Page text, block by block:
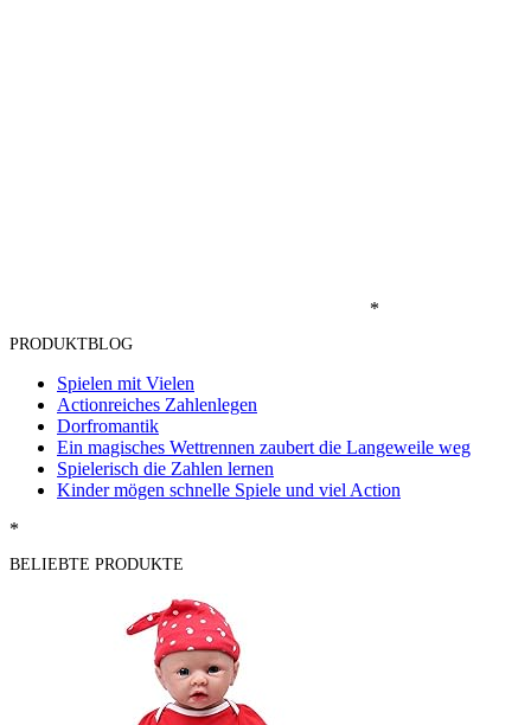
*
PRODUKTBLOG
Spielen mit Vielen
Actionreiches Zahlenlegen
Dorfromantik
Ein magisches Wettrennen zaubert die Langeweile weg
Spielerisch die Zahlen lernen
Kinder mögen schnelle Spiele und viel Action
*
BELIEBTE PRODUKTE